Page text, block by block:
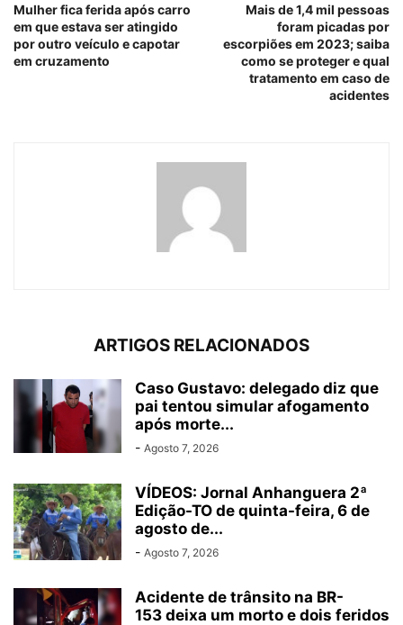
Mulher fica ferida após carro
em que estava ser atingido
por outro veículo e capotar
em cruzamento
Mais de 1,4 mil pessoas
foram picadas por
escorpiões em 2023; saiba
como se proteger e qual
tratamento em caso de
acidentes
ARTIGOS RELACIONADOS
Caso Gustavo: delegado diz que
pai tentou simular afogamento
após morte...
- Agosto 7, 2026
VÍDEOS: Jornal Anhanguera 2ª
Edição-TO de quinta-feira, 6 de
agosto de...
- Agosto 7, 2026
Acidente de trânsito na BR-
153 deixa um morto e dois feridos